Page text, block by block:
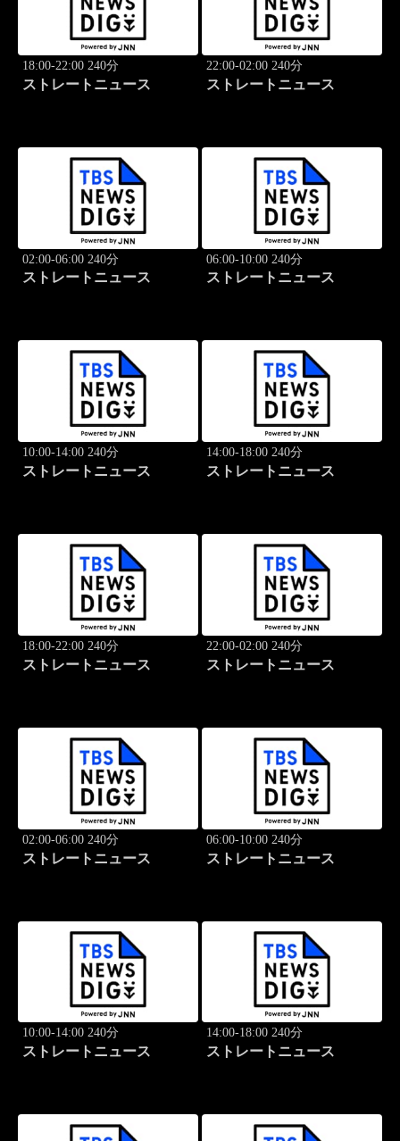
18:00-22:00 240分
ストレートニュース
22:00-02:00 240分
ストレートニュース
02:00-06:00 240分
ストレートニュース
06:00-10:00 240分
ストレートニュース
10:00-14:00 240分
ストレートニュース
14:00-18:00 240分
ストレートニュース
18:00-22:00 240分
ストレートニュース
22:00-02:00 240分
ストレートニュース
02:00-06:00 240分
ストレートニュース
06:00-10:00 240分
ストレートニュース
10:00-14:00 240分
ストレートニュース
14:00-18:00 240分
ストレートニュース